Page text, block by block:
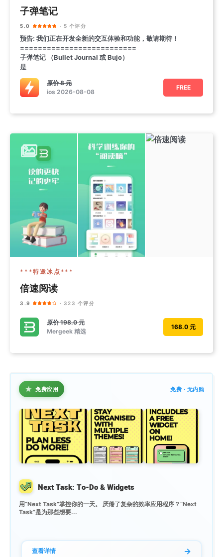
子弹笔记
5.0 · 5 个评分
预告: 我们正在开发全新的交互体验和功能，敬请期待！
==========================
子弹笔记 （Bullet Journal 或 Bujo ）
是
原价8 元
ios 2026-08-08
FREE
***特邀冰点***
倍速阅读
3.9 · 323 个评分
原价198.0 元
Mergeek 精选
168.0 元
★ 免费应用 免费 · 无内购
Next Task: To-Do & Widgets
用“Next Task”掌控你的一天。 厌倦了复杂的效率应用程序？“Next
Task”是为那些想要...
查看详情 →